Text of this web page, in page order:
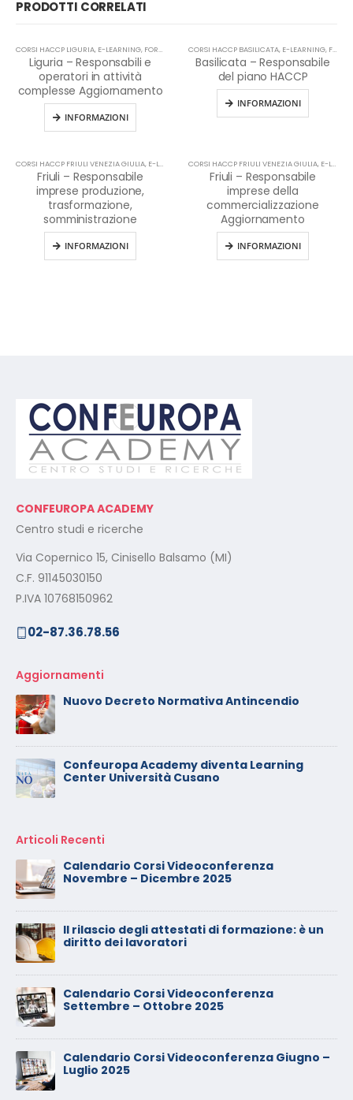
PRODOTTI CORRELATI
CORSI HACCP LIGURIA, E-LEARNING, FORMAZIONE HACCP IN LINGUA ITALIANA ,HACCP
Liguria – Responsabili e
operatori in attività
complesse Aggiornamento
INFORMAZIONI
CORSI HACCP BASILICATA, E-LEARNING, FORMAZIONE HACCP IN LINGUA ITALIANA
Basilicata – Responsabile
del piano HACCP
INFORMAZIONI
CORSI HACCP FRIULI VENEZIA GIULIA, E-LEARNING ,HACCP
Friuli – Responsabile
imprese produzione,
trasformazione,
somministrazione
INFORMAZIONI
CORSI HACCP FRIULI VENEZIA GIULIA, E-LEARNING
Friuli – Responsabile
imprese della
commercializzazione
Aggiornamento
INFORMAZIONI
CONFEUROPA ACADEMY
Centro studi e ricerche
Via Copernico 15, Cinisello Balsamo (MI)
C.F. 91145030150
P.IVA 10768150962
02-87.36.78.56
Aggiornamenti
Nuovo Decreto Normativa Antincendio
Confeuropa Academy diventa Learning
Center Università Cusano
Articoli Recenti
Calendario Corsi Videoconferenza
Novembre – Dicembre 2025
Il rilascio degli attestati di formazione: è un
diritto dei lavoratori
Calendario Corsi Videoconferenza
Settembre – Ottobre 2025
Calendario Corsi Videoconferenza Giugno –
Luglio 2025